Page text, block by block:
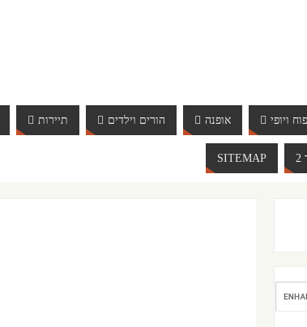
ויופי אופנה הורים וילדים תיירות
SITEMAP